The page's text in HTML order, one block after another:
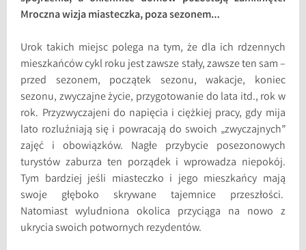
Mroczna wizja miasteczka, poza sezonem…
Urok takich miejsc polega na tym, że dla ich rdzennych
mieszkańców cykl roku jest zawsze stały, zawsze ten sam –
przed sezonem, początek sezonu, wakacje, koniec
sezonu, zwyczajne życie, przygotowanie do lata itd., rok w
rok. Przyzwyczajeni do napięcia i ciężkiej pracy, gdy mija
lato rozluźniają się i powracają do swoich „zwyczajnych”
zajęć i obowiązków. Nagłe przybycie posezonowych
turystów zaburza ten porządek i wprowadza niepokój.
Tym bardziej jeśli miasteczko i jego mieszkańcy mają
swoje głęboko skrywane tajemnice przeszłości.
Natomiast wyludniona okolica przyciąga na nowo z
ukrycia swoich potwornych rezydentów.